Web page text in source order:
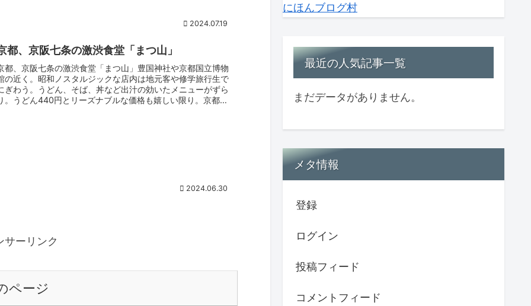
2024.07.19
都、京阪七条の激渋食堂「まつ山」
都、京阪七条の激渋食堂「まつ山」豊国神社や京都国立博物
の近く。昭和ノスタルジックな店内は地元客や修学旅行生で
ぎわう。うどん、そば、丼など出汁の効いたメニューがずら
。うどん440円とリーズナブルな価格も嬉しい限り。京都京
2024.06.30
サーリンク
ページ
にほんブログ村
最近の人気記事一覧
まだデータがありません。
メタ情報
登録
ログイン
投稿フィード
コメントフィード